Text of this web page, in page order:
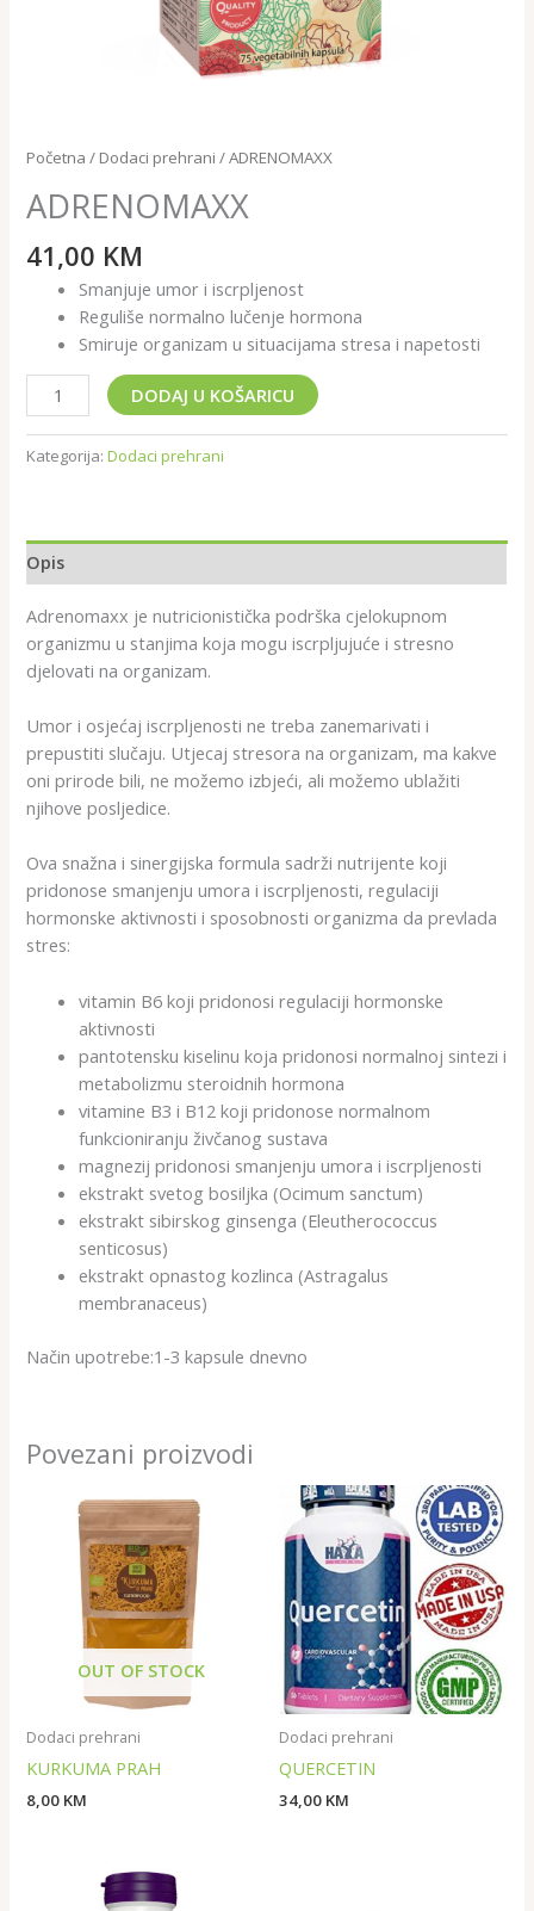
Početna / Dodaci prehrani / ADRENOMAXX
ADRENOMAXX
41,00 KM
Smanjuje umor i iscrpljenost
Reguliše normalno lučenje hormona
Smiruje organizam u situacijama stresa i napetosti
DODAJ U KOŠARICU
Kategorija:Dodaci prehrani
Opis
Adrenomaxx je nutricionistička podrška cjelokupnom
organizmu u stanjima koja mogu iscrpljujuće i stresno
djelovati na organizam.
Umor i osjećaj iscrpljenosti ne treba zanemarivati i
prepustiti slučaju. Utjecaj stresora na organizam, ma kakve
oni prirode bili, ne možemo izbjeći, ali možemo ublažiti
njihove posljedice.
Ova snažna i sinergijska formula sadrži nutrijente koji
pridonose smanjenju umora i iscrpljenosti, regulaciji
hormonske aktivnosti i sposobnosti organizma da prevlada
stres:
vitamin B6 koji pridonosi regulaciji hormonske
aktivnosti
pantotensku kiselinu koja pridonosi normalnoj sintezi i
metabolizmu steroidnih hormona
vitamine B3 i B12 koji pridonose normalnom
funkcioniranju živčanog sustava
magnezij pridonosi smanjenju umora i iscrpljenosti
ekstrakt svetog bosiljka (Ocimum sanctum)
ekstrakt sibirskog ginsenga (Eleutherococcus
senticosus)
ekstrakt opnastog kozlinca (Astragalus
membranaceus)
Način upotrebe:1-3 kapsule dnevno
Povezani proizvodi
OUT OF STOCK
Dodaci prehrani
KURKUMA PRAH
8,00 KM
Dodaci prehrani
QUERCETIN
34,00 KM